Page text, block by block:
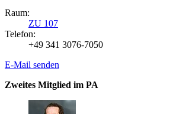
Raum:
ZU 107
Telefon:
+49 341 3076-7050
E-Mail senden
Zweites Mitglied im PA